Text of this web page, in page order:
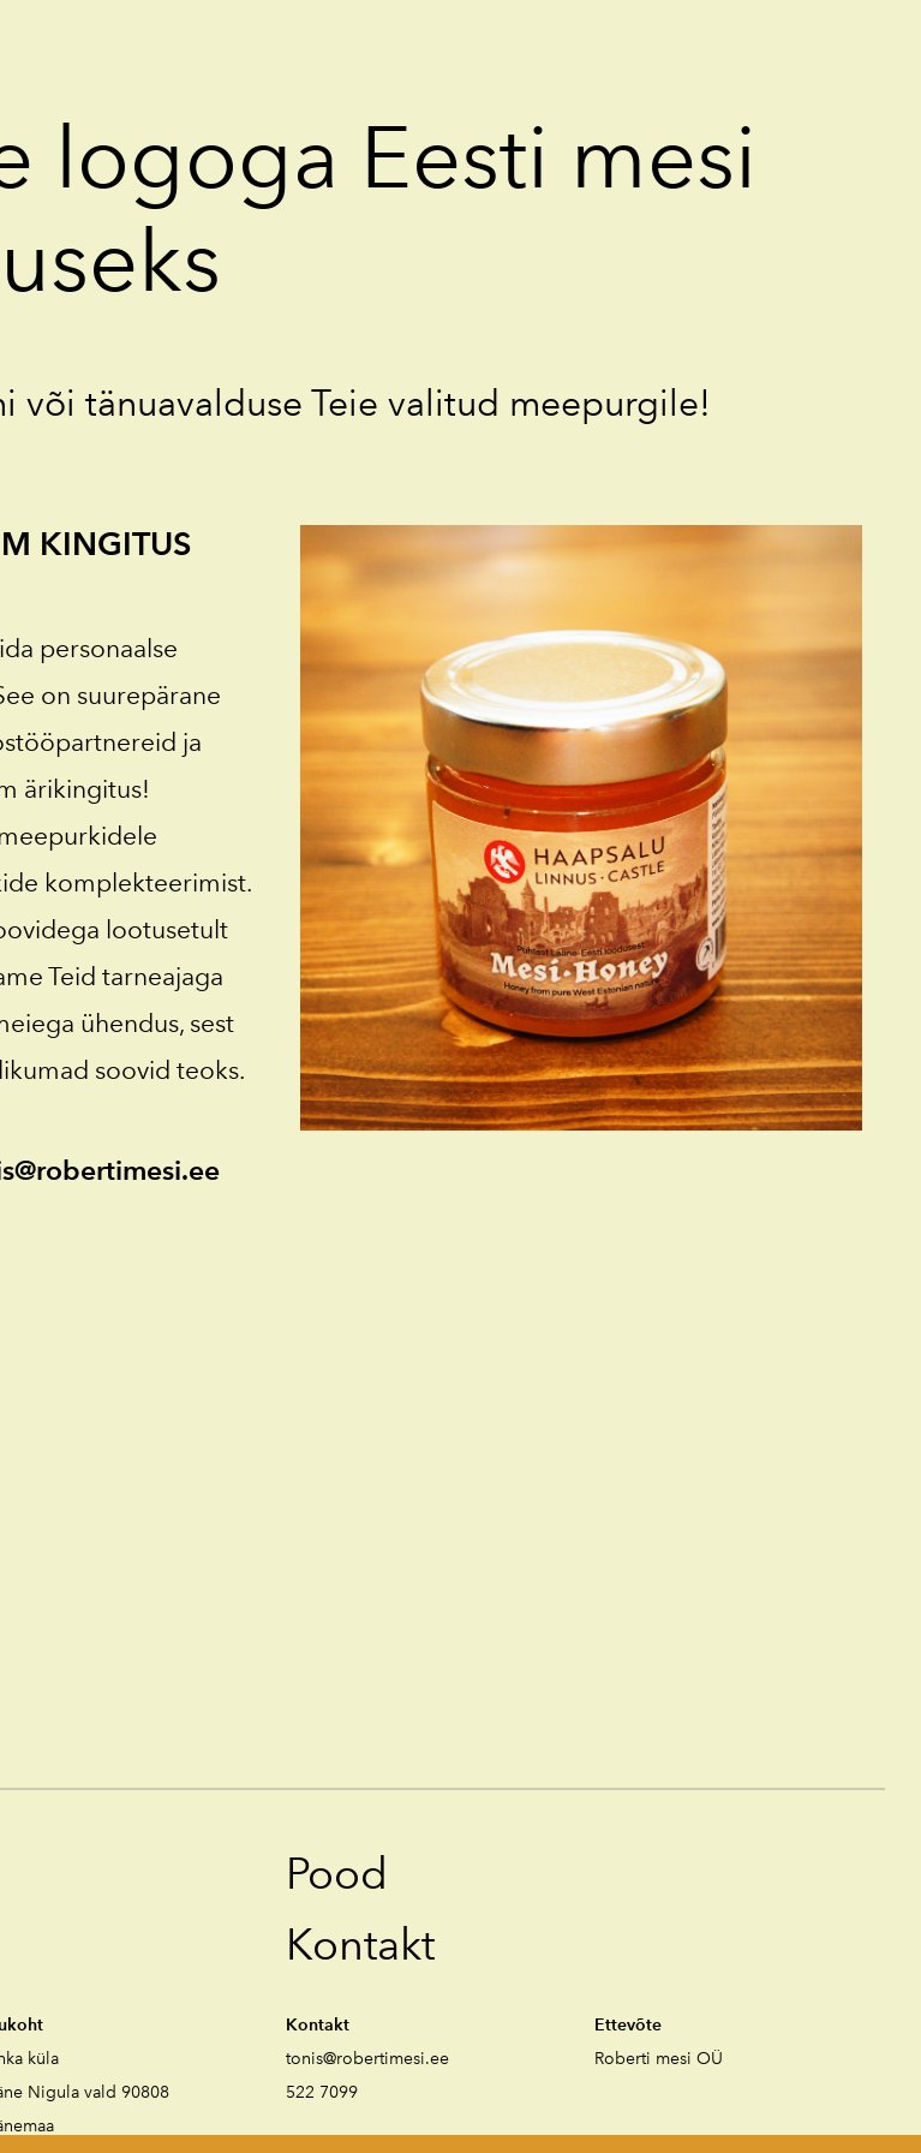
logoga Eesti mesi
või tänuavalduse Teie valitud meepurgile!
KINGITUS
personaalse
on suurepärane
ja
ärikingitus!
komplekteerimist.
lootusetult
Teid tarneajaga
ühendus, sest
soovid teoks.
Pood
Kontakt
küla
Nigula vald 90808
Kontakt
tonis@robertimesi.ee
522 7099
Ettevõte
Roberti mesi OÜ